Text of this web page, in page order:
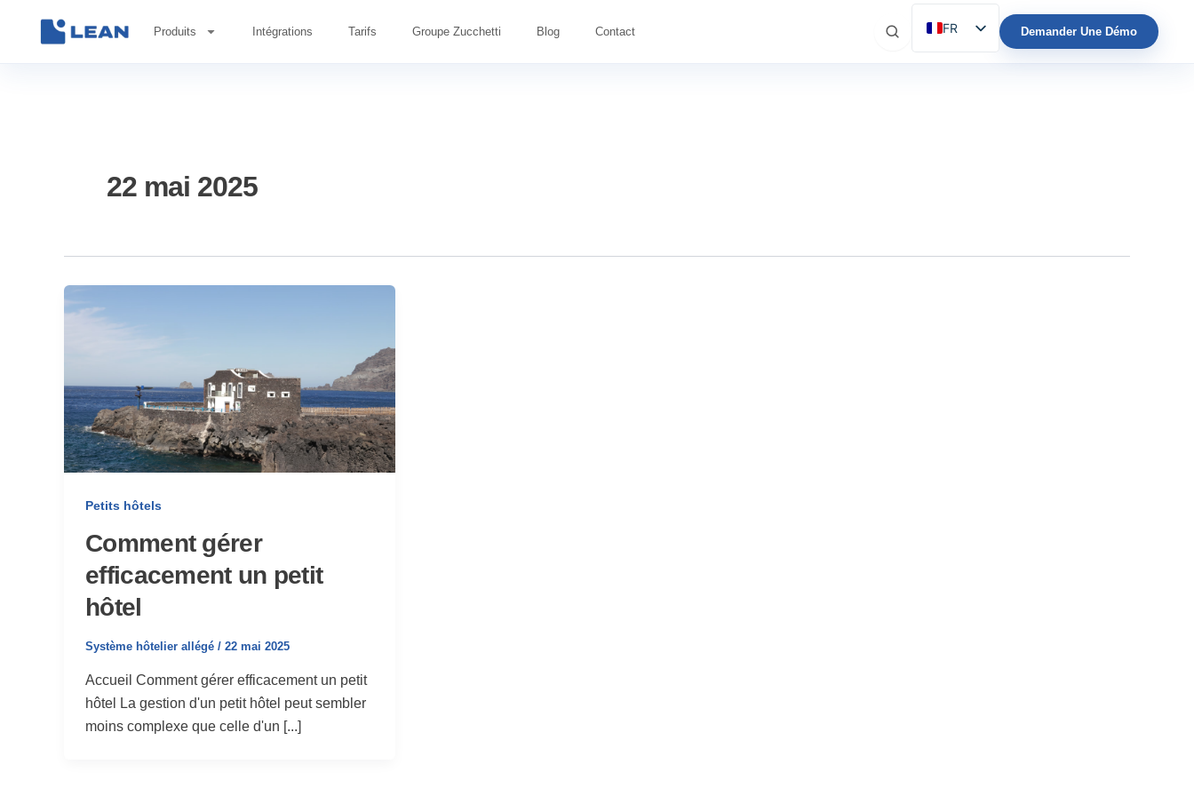
Produits Intégrations Tarifs Groupe Zucchetti Blog Contact
FR
ES
Demander Une Démo
22 mai 2025
Petits hôtels
Comment gérer
efficacement un petit
hôtel
Système hôtelier allégé / 22 mai 2025
Accueil Comment gérer efficacement un petit
hôtel La gestion d'un petit hôtel peut sembler
moins complexe que celle d'un [...]